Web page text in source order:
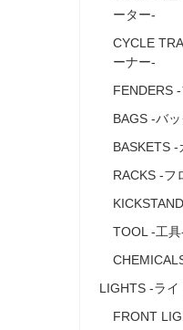
ーター‐
CYCLE
ーナー‐
FENDERS
BAGS ‐バッ
BASKETS ‐
RACKS ‐フ
TOOL -工具
LIGHTS ‐ライ
FRONT